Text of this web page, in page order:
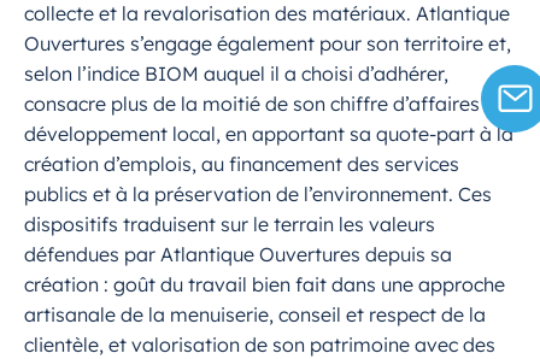
collecte et la revalorisation des matériaux. Atlantique
Ouvertures s’engage également pour son territoire et,
selon l’indice BIOM auquel il a choisi d’adhérer,
consacre plus de la moitié de son chiffre d’affaires au
développement local, en apportant sa quote-part à la
création d’emplois, au financement des services
publics et à la préservation de l’environnement. Ces
dispositifs traduisent sur le terrain les valeurs
défendues par Atlantique Ouvertures depuis sa
création : goût du travail bien fait dans une approche
artisanale de la menuiserie, conseil et respect de la
clientèle, et valorisation de son patrimoine avec des